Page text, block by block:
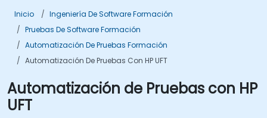
Inicio
Ingeniería De Software Formación
Pruebas De Software Formación
Automatización De Pruebas Formación
Automatización De Pruebas Con HP UFT
Automatización de Pruebas con HP
UFT